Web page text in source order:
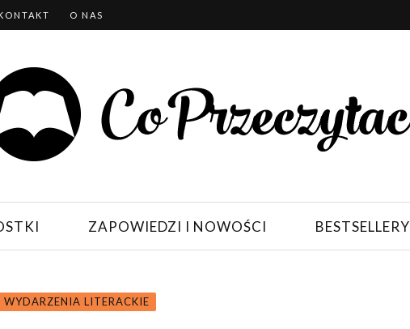
O NAS
ZAPOWIEDZI I NOWOŚCI BESTSELLERY
WYDARZENIA LITERACKIE